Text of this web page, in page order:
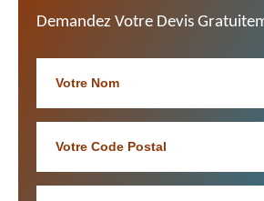
Demandez Votre Devis